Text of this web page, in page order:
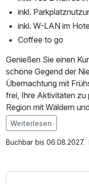
inkl.
inkl. W-LAN im
Coffee to go
Genießen Sie einen
schöne Gegend der
Übernachtung mit
frei, Ihre Aktivitäten zu
Region mit Wäldern
Wandern oder mit dem
Sie gerne.
Weiterlesen
Buchbar bis 06.08.2027.